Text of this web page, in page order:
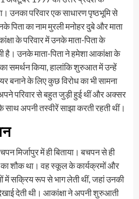
उनका परिवार एक साधारण पृष्ठभूमि से
पिता का नाम मुरली मनोहर दुबे और माता
के परिवार में उनके माता-पिता के
है। उनके माता-पिता ने हमेशा आकांक्षा के
समर्थन किया, हालांकि शुरुआत में उन्हें
बनाने के लिए कुछ विरोध का भी सामना
परिवार से बहुत जुड़ी हुई थीं और अक्सर
साथ अपनी तस्वीरें साझा करती रहती थीं।
मिर्जापुर में ही बिताया। बचपन से ही
शौक था। वह स्कूल के कार्यक्रमों और
में सक्रिय रूप से भाग लेती थीं, जहां उनकी
देती थी। आकांक्षा ने अपनी शुरुआती